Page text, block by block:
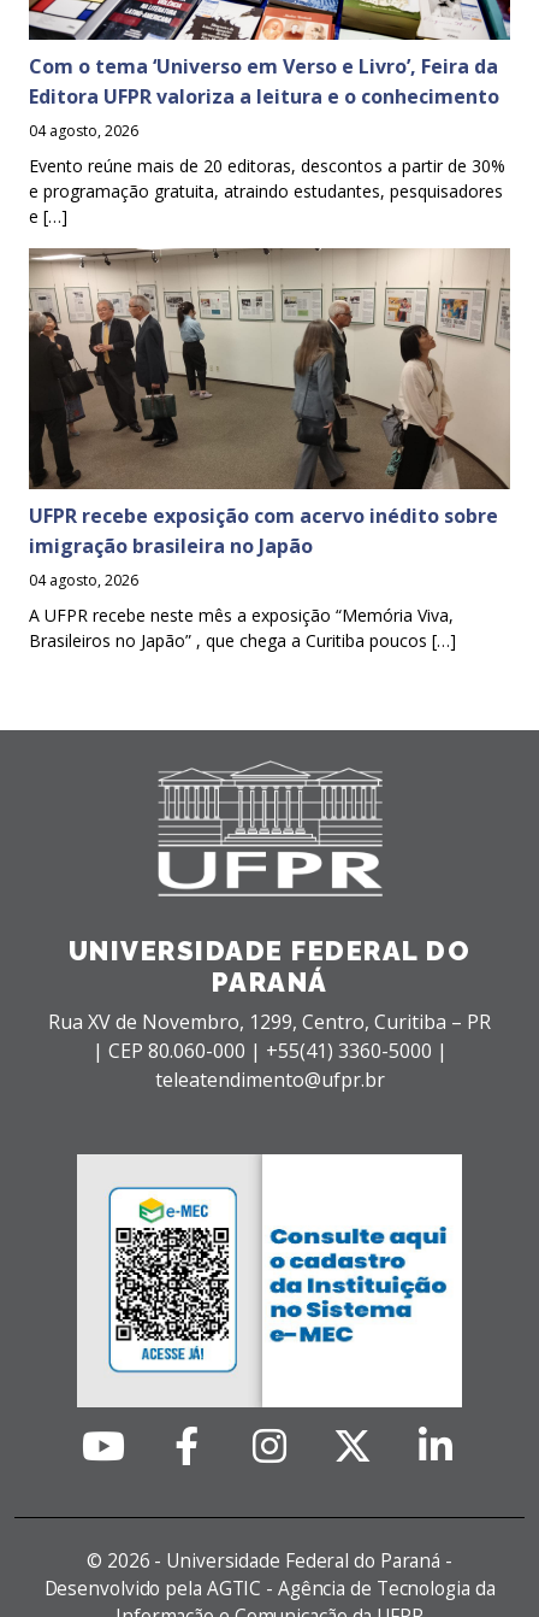
Com o tema ‘Universo em Verso e Livro’, Feira da
Editora UFPR valoriza a leitura e o conhecimento
04 agosto, 2026
Evento reúne mais de 20 editoras, descontos a partir de 30%
e programação gratuita, atraindo estudantes, pesquisadores
e […]
UFPR recebe exposição com acervo inédito sobre
imigração brasileira no Japão
04 agosto, 2026
A UFPR recebe neste mês a exposição “Memória Viva,
Brasileiros no Japão” , que chega a Curitiba poucos […]
UNIVERSIDADE FEDERAL DO
PARANÁ
Rua XV de Novembro, 1299, Centro, Curitiba – PR
| CEP 80.060-000 | +55(41) 3360-5000 |
teleatendimento@ufpr.br
© 2026 - Universidade Federal do Paraná -
Desenvolvido pela AGTIC - Agência de Tecnologia da